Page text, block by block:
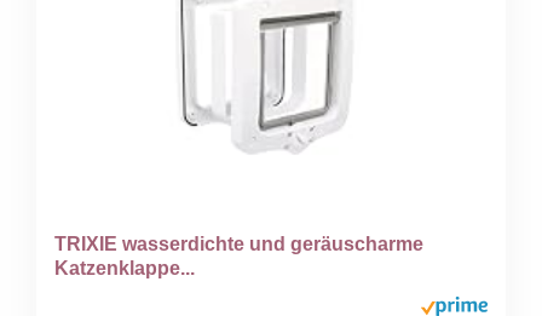
TRIXIE wasserdichte und geräuscharme
Katzenklappe...